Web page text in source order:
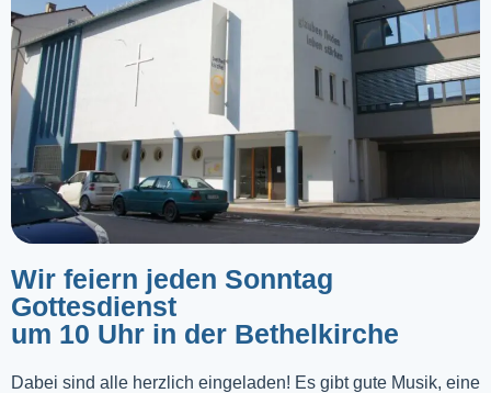
Wir feiern jeden Sonntag
Gottesdienst
um 10 Uhr in der Bethelkirche
Dabei sind alle herzlich eingeladen! Es gibt gute Musik, eine